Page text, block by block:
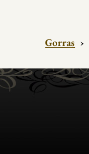
Gorras ›